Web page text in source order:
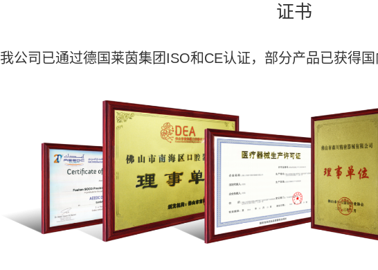
证书
我公司已通过德国莱茵集团ISO和CE认证，部分产品已获得国